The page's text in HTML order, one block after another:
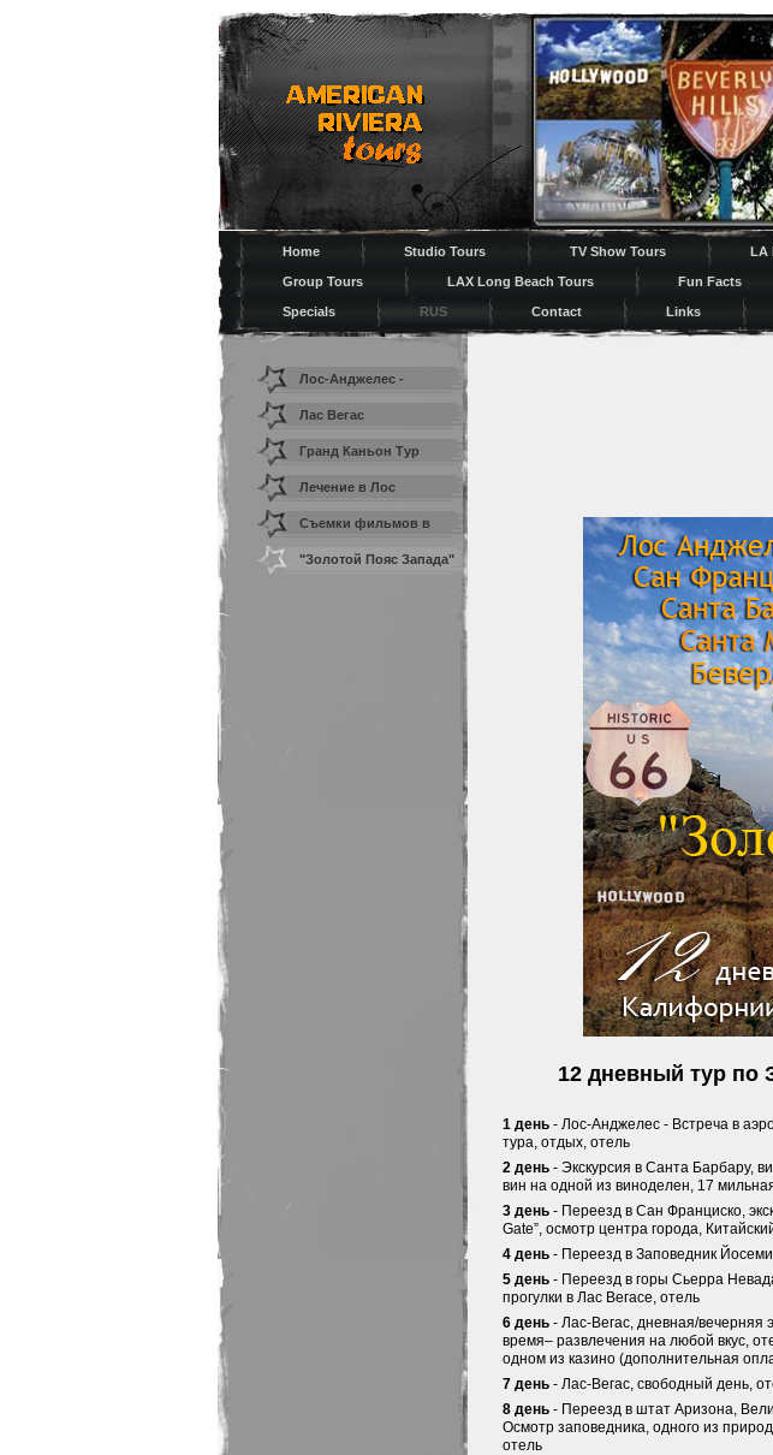
Home Studio Tours TV Show Tours LA
Group Tours LAX Long Beach Tours Fun Facts
Specials RUS Contact Links
Лос-Анджелес -
Cтолицa Pазвлечений
Лас Вегас
Гранд Каньон Тур
Лечение в Лос
Анджелесе
Съемки фильмов в
Лос Анджелесе и
"Золотой Пояс Запада"
12 дневный тур
1 день- Лос-Анджелес - Встреча в
тура, отдых, отель
2 день- Экскурсия в Санта Барбару,
вин на одной из виноделен, 17
3 день- Переезд в Сан Франциско,
Gate”, осмотр центра города,
4 день- Переезд в Заповедник
5 день- Переезд в горы Сьерра
прогулки в Лас Вегасе, отель
6 день- Лас-Вегас, дневная/вечерняя
время– развлечения на любой вкус,
одном из казино (дополнительная
7 день- Лас-Вегас, свободный день,
8 день- Переезд в штат Аризона,
Осмотр заповедника, одного из
отель